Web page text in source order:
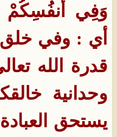
وَفِي أَنفُسِكُمْ
أي : وفي
قدرة الله
وحدانية
يستحق